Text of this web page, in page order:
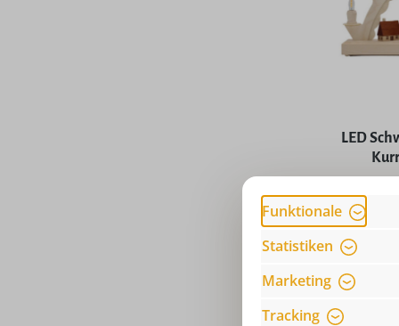
LED
Funktionale
Statistiken
Marketing
Tracking